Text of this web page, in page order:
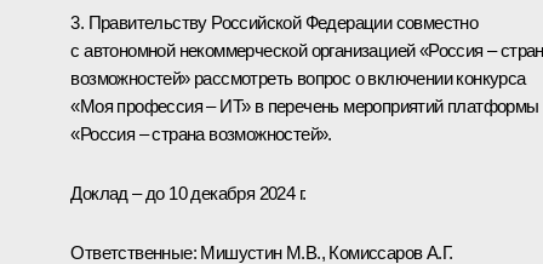
3. Правительству Российской Федерации совместно
с автономной некоммерческой организацией «Россия –
возможностей» рассмотреть вопрос о включении конкурса
«Моя профессия – ИТ» в перечень мероприятий платформы
«Россия – страна возможностей».
Доклад – до 10 декабря 2024 г.
Ответственные: Мишустин М.В., Комиссаров А.Г.